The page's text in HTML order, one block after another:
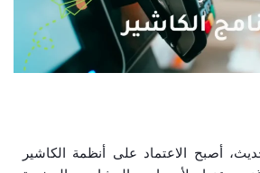
أصبح الاعتماد على أنظمة الكاشير